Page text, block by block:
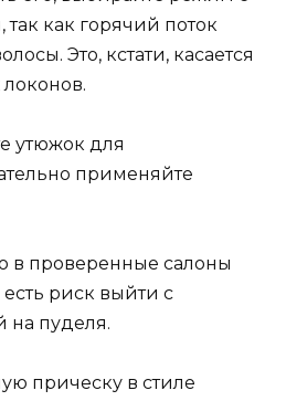
как горячий поток
Это, кстати, касается
утюжок для
применяйте
в проверенные салоны
риск выйти с
на пуделя.
прическу в стиле